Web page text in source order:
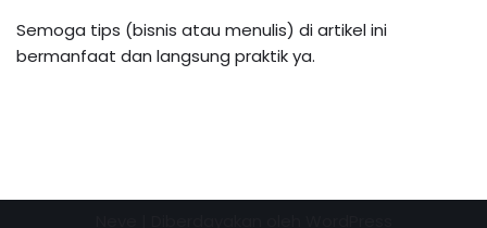
Semoga tips (bisnis atau menulis) di artikel ini
bermanfaat dan langsung praktik ya.